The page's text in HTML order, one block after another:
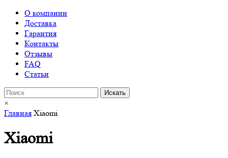
О компании
Доставка
Гарантия
Контакты
Отзывы
FAQ
Статьи
×
Главная Xiaomi
Xiaomi